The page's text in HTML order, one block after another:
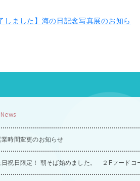
しました】海の日記念写真展のお知ら
News
業時間変更のお知らせ
日祝日限定！ 朝そば始めました。 ２Fフードコ